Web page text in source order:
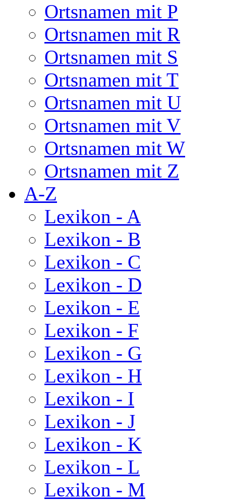
Ortsnamen mit P
Ortsnamen mit R
Ortsnamen mit S
Ortsnamen mit T
Ortsnamen mit U
Ortsnamen mit V
Ortsnamen mit W
Ortsnamen mit Z
A-Z
Lexikon - A
Lexikon - B
Lexikon - C
Lexikon - D
Lexikon - E
Lexikon - F
Lexikon - G
Lexikon - H
Lexikon - I
Lexikon - J
Lexikon - K
Lexikon - L
Lexikon - M